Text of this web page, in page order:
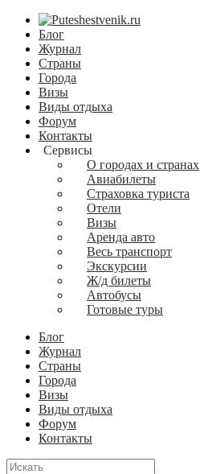
Блог
Журнал
Страны
Города
Визы
Виды отдыха
Форум
Контакты
Сервисы
О городах и странах
Авиабилеты
Страховка туриста
Отели
Визы
Аренда авто
Весь транспорт
Экскурсии
Ж/д билеты
Автобусы
Готовые туры
Блог
Журнал
Страны
Города
Визы
Виды отдыха
Форум
Контакты